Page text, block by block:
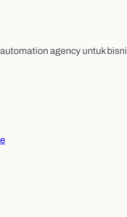
agency untuk